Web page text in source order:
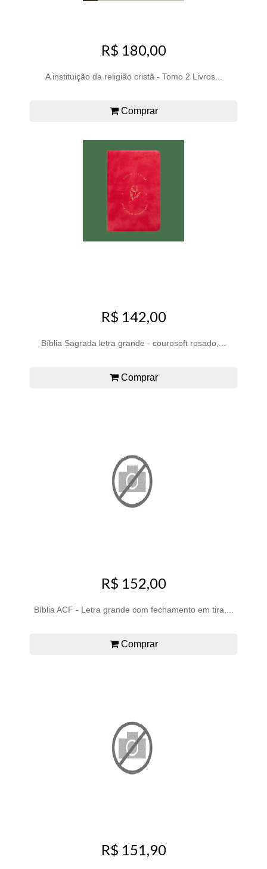
R$ 180,00
A instituição da religião cristã - Tomo 2 Livros...
Comprar
R$ 142,00
Bíblia Sagrada letra grande - courosoft rosado,...
Comprar
R$ 152,00
Bíblia ACF - Letra grande com fechamento em tira,...
Comprar
R$ 151,90